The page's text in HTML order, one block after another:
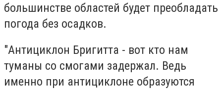
большинстве областей будет преобладать
погода без осадков.
"Антициклон Бригитта - вот кто нам
туманы со смогами задержал. Ведь
именно при антициклоне образуются